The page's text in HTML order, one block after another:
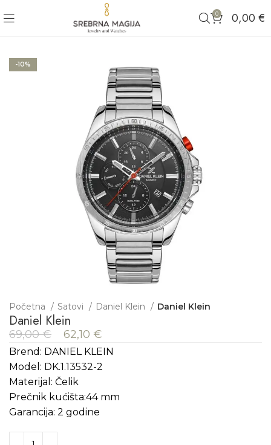
0 0,00 €
-10%
Početna Satovi Daniel Klein Daniel Klein
Daniel Klein
69,00€ 62,10 €
Brend: DANIEL KLEIN
Model: DK.1.13532-2
Materijal: Čelik
Prečnik kućišta:44 mm
Garancija: 2 godine